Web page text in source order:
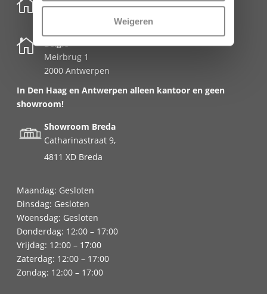
Weigeren

Nederland

België
Meirbrug 1
2000 Antwerpen
In Den Haag en Antwerpen alleen kantoor en geen
showroom!
Showroom Breda
Catharinastraat 9,
4811 XD Breda
Maandag: Gesloten
Dinsdag: Gesloten
Woensdag: Gesloten
Donderdag: 12:00 – 17:00
Vrijdag: 12:00 – 17:00
Zaterdag: 12:00 – 17:00
Zondag: 12:00 – 17:00